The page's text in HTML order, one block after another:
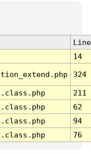
Line
14
324
211
62
94
76